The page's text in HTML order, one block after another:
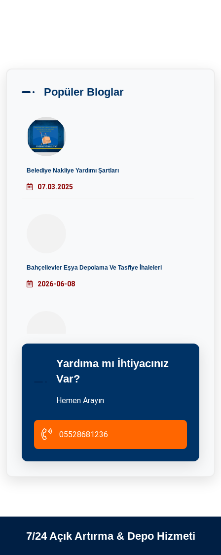
Popüler Bloglar
Belediye Nakliye Yardımı Şartları
07.03.2025
Bahçelievler Eşya Depolama Ve Tasfiye İhaleleri
2026-06-08
Başakşehir Eşya Depolama Ve Tasfiye İhaleleri
2026-06-08
Satılık Depo İstanbul
Yardıma mı İhtiyacınız
Var?
Hemen Arayın
05528681236
7/24 Açık Artırma & Depo Hizmeti